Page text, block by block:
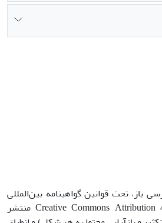
باز، تحت قوانین گواهینامه بین‌المللی
Creative Commons Attribution 4.0 International License منتشر